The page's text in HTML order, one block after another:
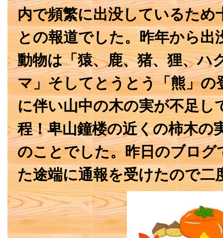
内で頻繁に出没しているため
との報道でした。昨年から出
動物は「猿、鹿、猪、狸、ハ
マ」そしてとうとう「熊」の
に伴い山中の木の実が不足し
程！卑山鐘楼の近くの柿木の
のことでした。昨日のブログ
た途端に通報を受けたので二